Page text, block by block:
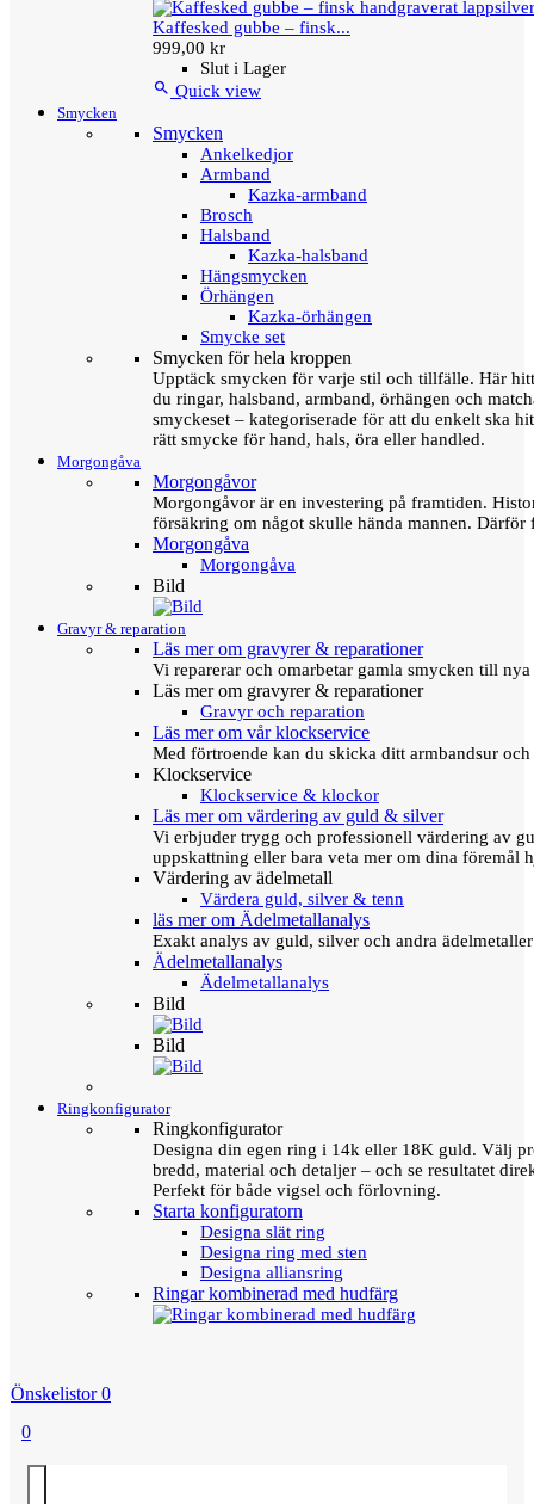
Kaffesked gubbe – finsk...
999,00 kr
Slut i Lager
 Quick view
Smycken
Smycken
Ankelkedjor
Armband
Kazka-armband
Brosch
Halsband
Kazka-halsband
Hängsmycken
Örhängen
Kazka-örhängen
Smycke set
Smycken för hela kroppen
Upptäck smycken för varje stil och tillfälle. Här
du ringar, halsband, armband, örhängen och
smyckeset – kategoriserade för att du enkelt ska
rätt smycke för hand, hals, öra eller handled.
Morgongåva
Morgongåvor
Morgongåvor är en investering på framtiden.
försäkring om något skulle hända mannen.
Morgongåva
Morgongåva
Bild
Gravyr & reparation
Läs mer om gravyrer & reparationer
Vi reparerar och omarbetar gamla smycken till
Läs mer om gravyrer & reparationer
Gravyr och reparation
Läs mer om vår klockservice
Med förtroende kan du skicka ditt armbandsur
Klockservice
Klockservice & klockor
Läs mer om värdering av guld & silver
Vi erbjuder trygg och professionell värdering av
uppskattning eller bara veta mer om dina föremål
Värdering av ädelmetall
Värdera guld, silver & tenn
läs mer om Ädelmetallanalys
Exakt analys av guld, silver och andra
Ädelmetallanalys
Ädelmetallanalys
Bild
Bild
Ringkonfigurator
Ringkonfigurator
Designa din egen ring i 14k eller 18K guld. Välj
bredd, material och detaljer – och se resultatet
Perfekt för både vigsel och förlovning.
Starta konfiguratorn
Designa slät ring
Designa ring med sten
Designa alliansring
Ringar kombinerad med hudfärg
Önskelistor 0
0